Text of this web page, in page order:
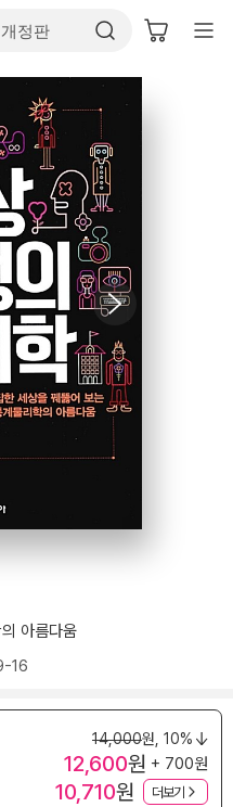
아름다움
16
14,000원, 10%
12,600원 + 700원
10,710원 더보기